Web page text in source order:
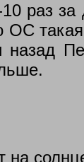
раз
ОС
на